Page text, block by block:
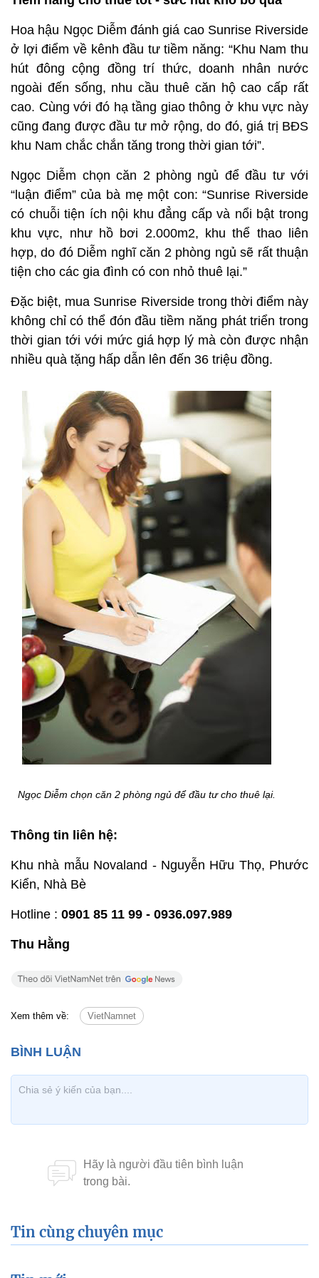
Hoa hậu Ngọc Diễm đánh giá cao Sunrise Riverside
ở lợi điểm về kênh đầu tư tiềm năng: “Khu Nam thu
hút đông cộng đồng trí thức, doanh nhân nước
ngoài đến sống, nhu cầu thuê căn hộ cao cấp rất
cao. Cùng với đó hạ tầng giao thông ở khu vực này
cũng đang được đầu tư mở rộng, do đó, giá trị BĐS
khu Nam chắc chắn tăng trong thời gian tới”.
Ngọc Diễm chọn căn 2 phòng ngủ để đầu tư với
“luận điểm” của bà mẹ một con: “Sunrise Riverside
có chuỗi tiện ích nội khu đẳng cấp và nổi bật trong
khu vực, như hồ bơi 2.000m2, khu thể thao liên
hợp, do đó Diễm nghĩ căn 2 phòng ngủ sẽ rất thuận
tiện cho các gia đình có con nhỏ thuê lại.”
Đặc biệt, mua Sunrise Riverside trong thời điểm này
không chỉ có thể đón đầu tiềm năng phát triển trong
thời gian tới với mức giá hợp lý mà còn được nhận
nhiều quà tặng hấp dẫn lên đến 36 triệu đồng.
Ngọc Diễm chọn căn 2 phòng ngủ để đầu tư cho thuê lại.
Thông tin liên hệ:
Khu nhà mẫu Novaland - Nguyễn Hữu Thọ, Phước
Kiển, Nhà Bè
Hotline : 0901 85 11 99 - 0936.097.989
Thu Hằng
Xem thêm về: VietNamnet
Tin cùng chuyên mục